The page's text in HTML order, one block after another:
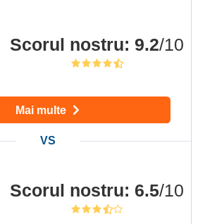
Scorul nostru: 9.2/10
Mai multe
Scorul nostru: 6.5/10